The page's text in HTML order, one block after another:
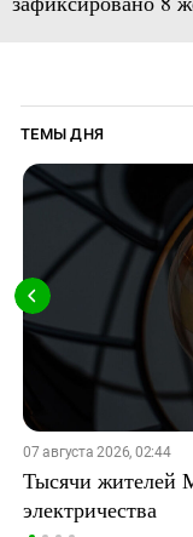
ТЕМЫ ДНЯ
07 августа 2026, 02:44
Тысячи жителей
электричества